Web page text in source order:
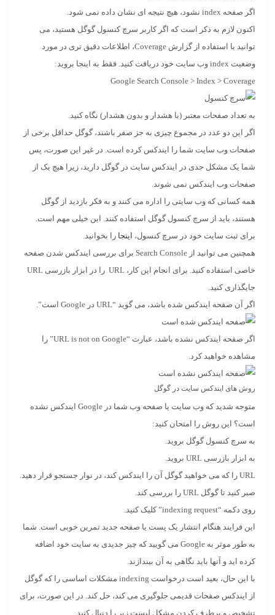
اگر صفحه index نشود، هیچ نتیجه ای نشان داده نمی شود.
اکنون لازم به ذکر است که اگر کاربر سرچ کنسول گوگل هستید، می
توانید با استفاده از گزارش Coverage، اطلاعات دقیق تری در مورد
وضعیت index وب سایت خود دریافت کنید. فقط به اینجا بروید:
Google Search Console > Index > Coverage
به تعداد صفحات معتبر (با هشدار و بدون هشدار) نگاه کنید.
اگر این دو عدد در مجموع چیزی به جز صفر باشند، گوگل حداقل برخی از
صفحات وب سایت شما را ایندکس کرده است. در غیر این صورت، پس
شما یک مشکل جدی در ایندکس سایت در گوگل دارید، زیرا هیچ یک از
صفحات وب ایندکس نمی شوند.
همه کسانی که وب سایتی را اداره می کنند و به فکر بازدید از گوگل
هستند، باید از سرچ کنسول گوگل استفاده کنند. این خیلی مهم است.
برای ثبت سایت خود در سرچ کنسول، اینجا را بخوانید.
همچنین می توانید از Search Console برای بررسی ایندکس شدن صفحه
خاصی استفاده کنید. برای انجام این کار، URL را در ابزار بازرسی URL
جایگذاری کنید.
اگر آن صفحه ایندکس شده باشد، می گوید “URL در Google است”.
اگر صفحه ایندکس نشده باشد، عبارت “URL is not on Google” را
مشاهده خواهید کرد.
روش های ایندکس سایت در گوگل
متوجه شدید که وب سایت یا صفحه وب شما در Google ایندکس نشده
است؟ این روش را امتحان کنید:
به سرچ کنسول گوگل بروید.
به ابزار بازرسی URL بروید.
URL را که می خواهید گوگل آن را ایندکس کند، در نوار جستجو قرار دهید.
صبر کنید تا گوگل URL را بررسی کند.
روی دکمه “indexing request” کلیک کنید.
این فرایند هنگام انتشار یک پست یا صفحه جدید تمرین خوبی است. شما
به طور موثر به Google می گویید که چیز جدیدی به سایت خود اضافه
کرده اید و آنها باید نگاهی به آن بیندازند.
با این حال، بعید است درخواست indexing مشکلات اساسی را که گوگل
از ایندکس صفحات قدیمی جلوگیری می کند، حل کند. در این صورت، برای
تشخیص و برطرف کردن مشکل لیست زیر را دنبال کنید.